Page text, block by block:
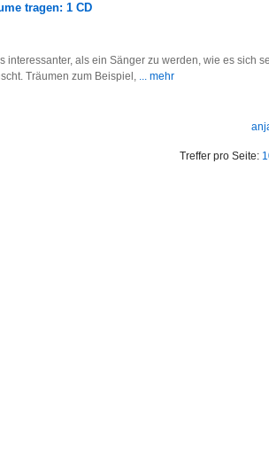
tragen: 1 CD
interessanter, als ein Sänger zu werden, wie es sich
Träumen zum Beispiel, ... mehr
Treffer pro Seite: